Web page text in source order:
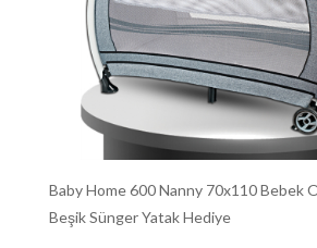
Baby Home 600 Nanny 70x110 Bebek
Beşik Sünger Yatak Hediye